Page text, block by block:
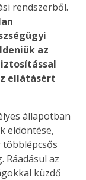
rendszerből.
az
ellátásért
állapotban
eldöntése,
Ráadásul az
küzdő